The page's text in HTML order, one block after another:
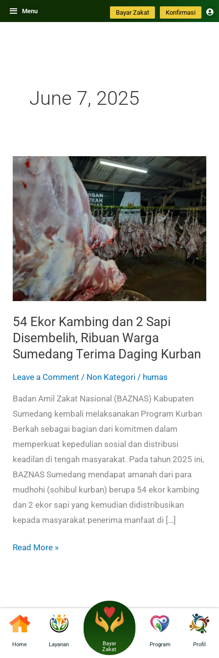
Skip
to
Menu Bayar Zakat Konfirmasi
June 7, 2025
54 Ekor Kambing dan 2 Sapi
Disembelih, Ribuan Warga
Sumedang Terima Daging Kurban
Leave a Comment / Non Kategori / humas
Badan Amil Zakat Nasional (BAZNAS) Kabupaten
Sumedang kembali melaksanakan Program Kurban
Berkah sebagai bagian dari komitmen dalam
memperkuat kepedulian sosial dan distribusi
keadilan di tengah masyarakat. Pada tahun 2025 ini,
BAZNAS Sumedang mendapat amanah dari para
mudhohi (sohibul kurban) berupa 54 ekor kambing
dan 2 ekor sapi yang kemudian didistribusikan
kepada masyarakat penerima manfaat di […]
54
Ekor
Kambing
2
Sapi
Disembelih,
Ribuan
Warga
Sumedang
Terima
Kurban
Read More »
Home Layanan
Bayar
Zakat
Program Profil